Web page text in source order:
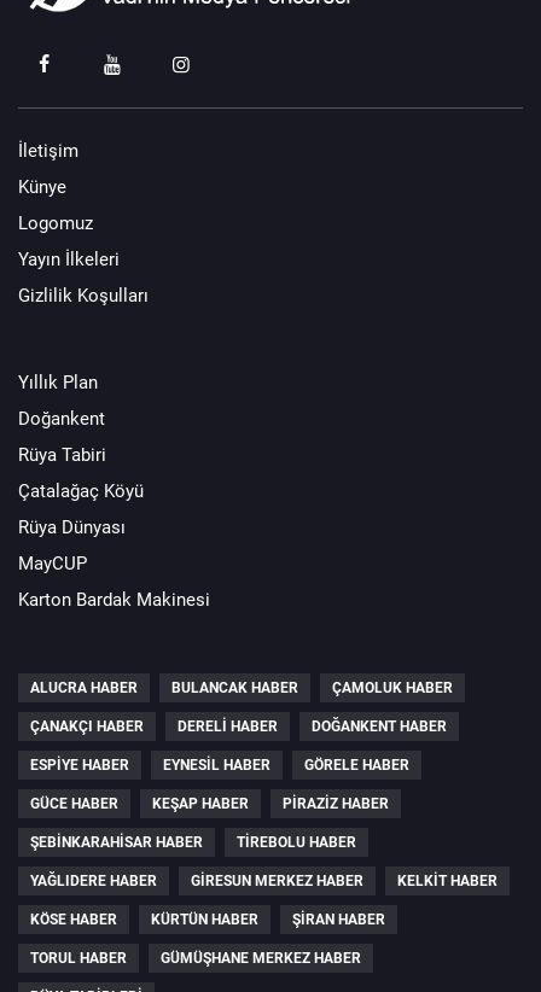
İletişim
Künye
Logomuz
Yayın İlkeleri
Gizlilik Koşulları
Yıllık Plan
Doğankent
Rüya Tabiri
Çatalağaç Köyü
Rüya Dünyası
MayCUP
Karton Bardak Makinesi
ALUCRA HABER BULANCAK HABER ÇAMOLUK HABER
ÇANAKÇI HABER DERELI HABER DOĞANKENT HABER
ESPIYE HABER EYNESIL HABER GÖRELE HABER
GÜCE HABER KEŞAP HABER PIRAZIZ HABER
ŞEBINKARAHISAR HABER TIREBOLU HABER
YAĞLIDERE HABER GIRESUN MERKEZ HABER KELKIT HABER
KÖSE HABER KÜRTÜN HABER ŞIRAN HABER
TORUL HABER GÜMÜŞHANE MERKEZ HABER